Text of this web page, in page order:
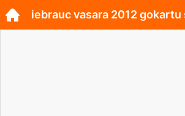
iebrauc vasara 2012 gokartu